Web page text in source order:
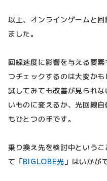
以上、オンラインゲームと
ました。
回線速度に影響を与える要
つチェックするのは大変か
試してみても改善が見られ
いものに変えるか、光回線
もひとつの手です。
乗り換え先を検討中という
て「BIGLOBE光 」はいかが